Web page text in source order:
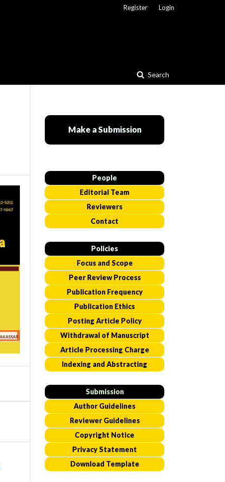
Search
Register Login
Make a Submission
People
Editorial Team
Reviewers
Contact
Policies
Focus and Scope
Peer Review Process
Publication Frequency
Publication Ethics
Posting Article Policy
Withdrawal of Manuscript
Article Processing Charge
Indexing and Abstracting
Submission
Author Guidelines
Reviewer Guidelines
Copyright Notice
Privacy Statement
Download Template